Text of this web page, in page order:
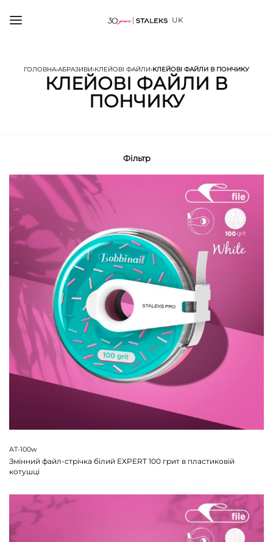
UK
ГОЛОВНА›АБРАЗИВИ›КЛЕЙОВІ ФАЙЛИ›КЛЕЙОВІ ФАЙЛИ В ПОНЧИКУ
КЛЕЙОВІ ФАЙЛИ В
ПОНЧИКУ
Фільтр
AT-100w
Змінний файл-стрічка білий EXPERT 100 грит в пластиковій
котушці